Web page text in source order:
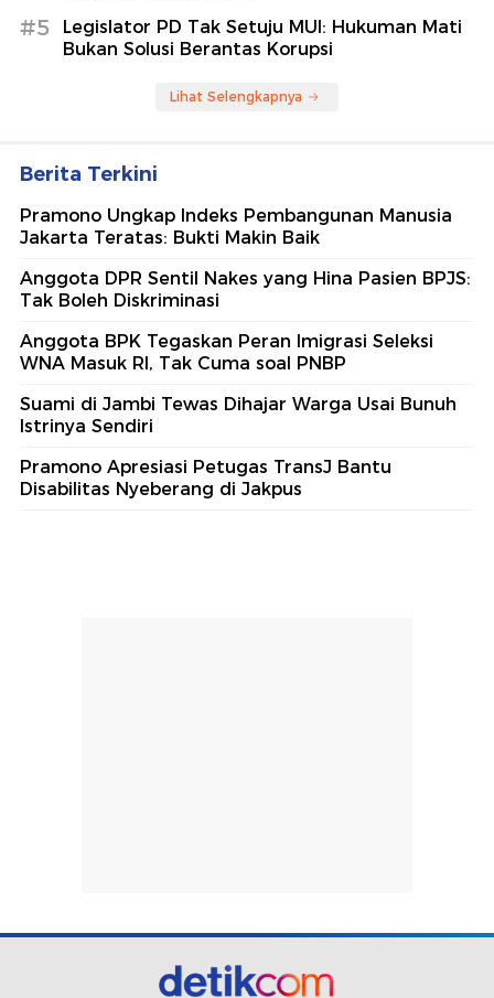
#5
Legislator PD Tak Setuju MUI: Hukuman Mati
Bukan Solusi Berantas Korupsi
Lihat Selengkapnya
Berita Terkini
Pramono Ungkap Indeks Pembangunan Manusia
Jakarta Teratas: Bukti Makin Baik
Anggota DPR Sentil Nakes yang Hina Pasien BPJS:
Tak Boleh Diskriminasi
Anggota BPK Tegaskan Peran Imigrasi Seleksi
WNA Masuk RI, Tak Cuma soal PNBP
Suami di Jambi Tewas Dihajar Warga Usai Bunuh
Istrinya Sendiri
Pramono Apresiasi Petugas TransJ Bantu
Disabilitas Nyeberang di Jakpus